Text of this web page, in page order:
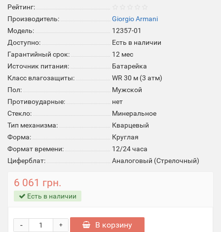
Рейтинг:
Производитель:
Giorgio Armani
Модель:
12357-01
Доступно:
Есть в наличии
Гарантийный срок:
12 мес
Источник питания:
Батарейка
Класс влагозащиты:
WR 30 м (3 атм)
Пол:
Мужской
Противоударные:
нет
Стекло:
Минеральное
Тип механизма:
Кварцевый
Форма:
Круглая
Формат времени:
12/24 часа
Циферблат:
Аналоговый (Стрелочный)
6 061 грн.
Есть в наличии
+
- В корзину